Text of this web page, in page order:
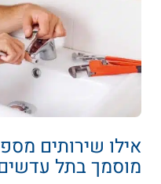
אילו שירותים
מוסמך בתל